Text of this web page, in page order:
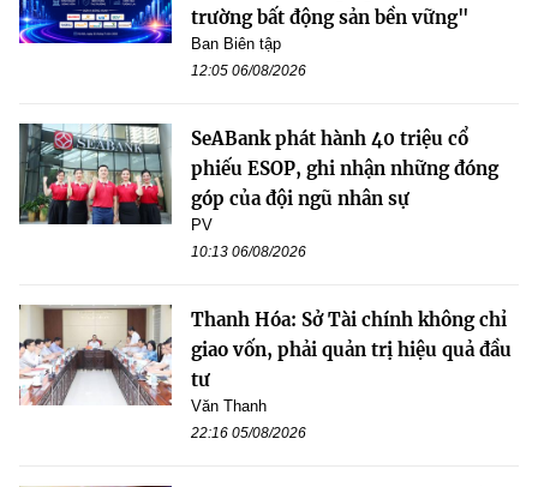
trường bất động sản bền vững"
Ban Biên tập
12:05 06/08/2026
SeABank phát hành 40 triệu cổ
phiếu ESOP, ghi nhận những đóng
góp của đội ngũ nhân sự
PV
10:13 06/08/2026
Thanh Hóa: Sở Tài chính không chỉ
giao vốn, phải quản trị hiệu quả đầu
tư
Văn Thanh
22:16 05/08/2026